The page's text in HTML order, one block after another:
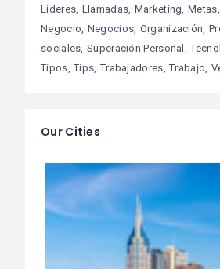
Lideres Llamadas Marketing Metas
Negocio Negocios Organización
sociales Superación Personal
Tipos Tips Trabajadores Trabajo
Our Cities